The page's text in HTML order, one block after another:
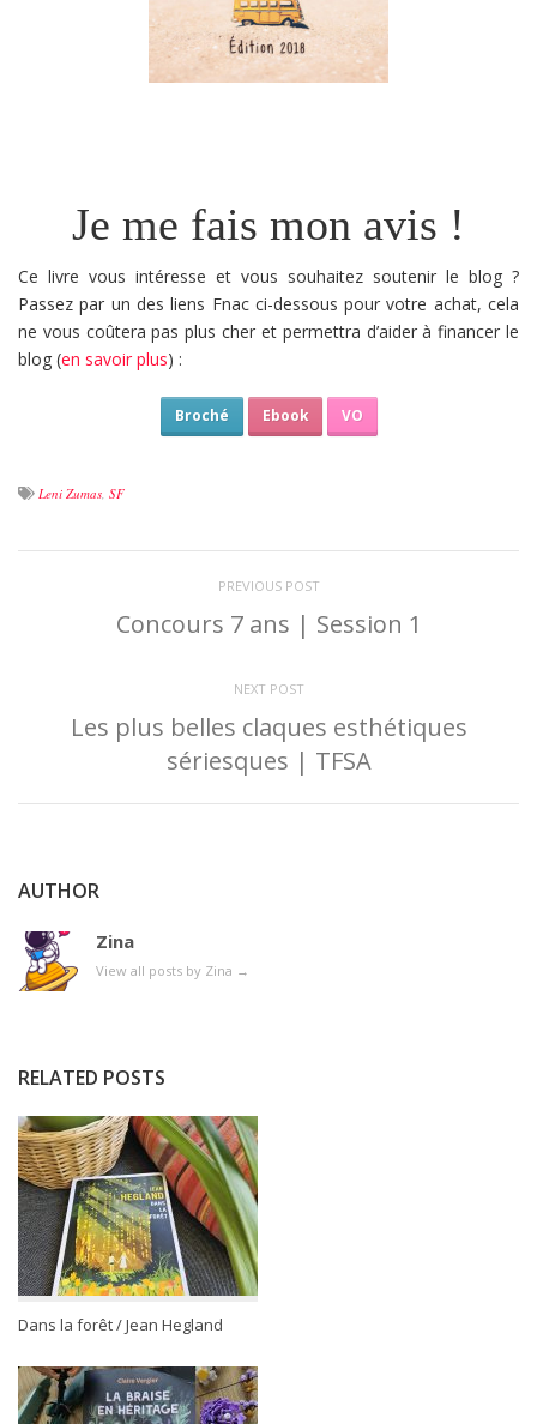
Je me fais mon avis !
Ce livre vous intéresse et vous souhaitez soutenir le blog ?
Passez par un des liens Fnac ci-dessous pour votre achat, cela
ne vous coûtera pas plus cher et permettra d’aider à financer le
blog (en savoir plus) :
Broché Ebook VO
Leni Zumas SF
PREVIOUS POST
Concours 7 ans | Session 1
NEXT POST
Les plus belles claques esthétiques
sériesques | TFSA
AUTHOR
Zina
View all posts by Zina →
RELATED POSTS
Dans la forêt / Jean Hegland